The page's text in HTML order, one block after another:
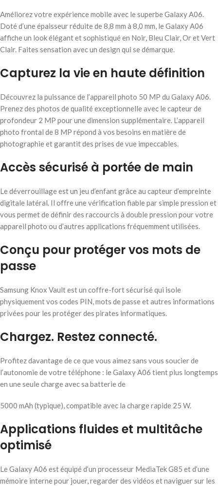
Améliorez votre expérience mobile avec le superbe Galaxy A06.
Doté d’une épaisseur réduite de 8,8 mm à 8,0 mm, le Galaxy A06
affiche un look élégant et sophistiqué en Noir, Bleu Clair, Or et Vert
Clair. Faites sensation avec un design qui se démarque.
Capturez la vie en haute définition
Découvrez la puissance de l’appareil photo 50 MP du Galaxy A06.
Prenez des photos de qualité exceptionnelle avec le capteur de
profondeur 2 MP pour une dimension supplémentaire. L’appareil
photo frontal de 8 MP répond à vos besoins en matière de
photographie et garantit des prises de vue impeccables.
Accès sécurisé à portée de main
Le déverrouillage est un jeu d’enfant grâce au capteur d’empreinte
digitale latéral. Il offre une vérification fiable par simple pression et
vous permet de définir des raccourcis à double pression pour votre
appareil photo ou d’autres applications fréquemment utilisées.
Conçu pour protéger vos mots de
passe
Samsung Knox Vault est un coffre-fort sécurisé qui isole
physiquement vos codes PIN, mots de passe et autres informations
privées pour les protéger des pirates informatiques.
Chargez. Restez connecté.
Profitez davantage de ce que vous aimez sans vous soucier de
l’autonomie de votre téléphone : le Galaxy A06 tient plus longtemps
en une seule charge avec sa batterie de
5000 mAh (typique), compatible avec la charge rapide 25 W.
Applications fluides et multitâche
optimisé
Le Galaxy A06 est équipé d’un processeur MediaTek G85 et d’une
mémoire interne pour jouer, regarder des vidéos et naviguer sur les